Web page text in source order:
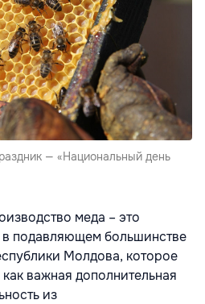
— «Национальный день
меда – это
в подавляющем большинстве
Молдова, которое
важная дополнительная
из